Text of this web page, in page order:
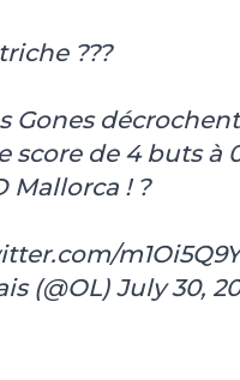
???
Gones
score de 4 buts à
Mallorca ! ?
(@OL) July 30,